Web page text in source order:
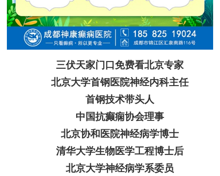
三伏天家门口免费看北京专家
北京大学首钢医院神经内科主任
首钢技术带头人
中国抗癫痫协会理事
北京协和医院神经病学博士
清华大学生物医学工程博士后
北京大学神经病学系委员